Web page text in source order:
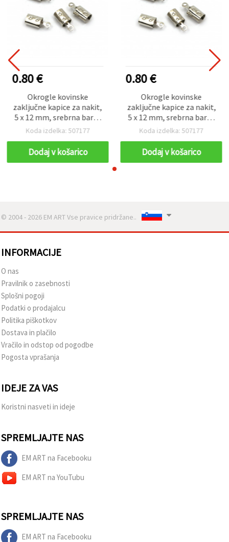
0.80 €
Okrogle kovinske
zaključne kapice za nakit,
5 x 12 mm, srebrna barva
– 50 kosov
Koda izdelka: 507177
Dodaj v košarico
0.80 €
Okrogle kovinske
zaključne kapice za nakit,
5 x 12 mm, srebrna barva
– 50 kosov
Koda izdelka: 507177
Dodaj v košarico
© 2004 - 2026 EM ART Vse pravice pridržane..
INFORMACIJE
O nas
Pravilnik o zasebnosti
Splošni pogoji
Podatki o prodajalcu
Politika piškotkov
Dostava in plačilo
Vračilo in odstop od pogodbe
Pogosta vprašanja
IDEJE ZA VAS
Koristni nasveti in ideje
SPREMLJAJTE NAS
EM ART na Facebooku
EM ART na YouTubu
SPREMLJAJTE NAS
EM ART na Facebooku